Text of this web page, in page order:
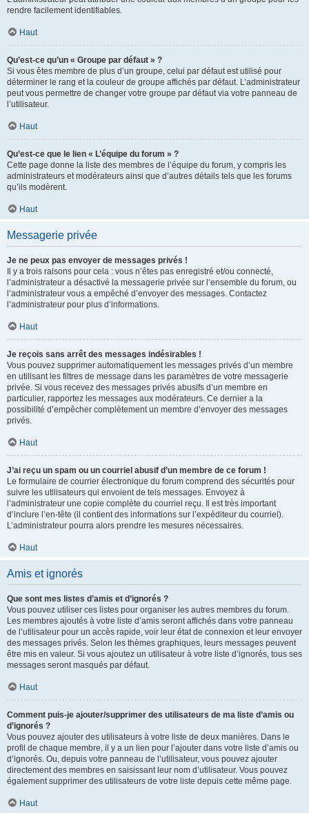
rendre facilement identifiables.
Haut
Qu’est-ce qu’un « Groupe par défaut » ?
Si vous êtes membre de plus d’un groupe, celui par défaut est utilisé pour
déterminer le rang et la couleur de groupe affichés par défaut. L’administrateur
peut vous permettre de changer votre groupe par défaut via votre panneau de
l’utilisateur.
Haut
Qu’est-ce que le lien « L’équipe du forum » ?
Cette page donne la liste des membres de l’équipe du forum, y compris les
administrateurs et modérateurs ainsi que d’autres détails tels que les forums
qu’ils modèrent.
Haut
Messagerie privée
Je ne peux pas envoyer de messages privés !
Il y a trois raisons pour cela : vous n’êtes pas enregistré et/ou connecté,
l’administrateur a désactivé la messagerie privée sur l’ensemble du forum, ou
l’administrateur vous a empêché d’envoyer des messages. Contactez
l’administrateur pour plus d’informations.
Haut
Je reçois sans arrêt des messages indésirables !
Vous pouvez supprimer automatiquement les messages privés d’un membre
en utilisant les filtres de message dans les paramètres de votre messagerie
privée. Si vous recevez des messages privés abusifs d’un membre en
particulier, rapportez les messages aux modérateurs. Ce dernier a la
possibilité d’empêcher complètement un membre d’envoyer des messages
privés.
Haut
J’ai reçu un spam ou un courriel abusif d’un membre de ce forum !
Le formulaire de courrier électronique du forum comprend des sécurités pour
suivre les utilisateurs qui envoient de tels messages. Envoyez à
l’administrateur une copie complète du courriel reçu. Il est très important
d’inclure l’en-tête (il contient des informations sur l’expéditeur du courriel).
L’administrateur pourra alors prendre les mesures nécessaires.
Haut
Amis et ignorés
Que sont mes listes d’amis et d’ignorés ?
Vous pouvez utiliser ces listes pour organiser les autres membres du forum.
Les membres ajoutés à votre liste d’amis seront affichés dans votre panneau
de l’utilisateur pour un accès rapide, voir leur état de connexion et leur envoyer
des messages privés. Selon les thèmes graphiques, leurs messages peuvent
être mis en valeur. Si vous ajoutez un utilisateur à votre liste d’ignorés, tous ses
messages seront masqués par défaut.
Haut
Comment puis-je ajouter/supprimer des utilisateurs de ma liste d’amis ou
d’ignorés ?
Vous pouvez ajouter des utilisateurs à votre liste de deux manières. Dans le
profil de chaque membre, il y a un lien pour l’ajouter dans votre liste d’amis ou
d’ignorés. Ou, depuis votre panneau de l’utilisateur, vous pouvez ajouter
directement des membres en saisissant leur nom d’utilisateur. Vous pouvez
également supprimer des utilisateurs de votre liste depuis cette même page.
Haut